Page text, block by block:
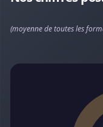
(moyenne de toutes les